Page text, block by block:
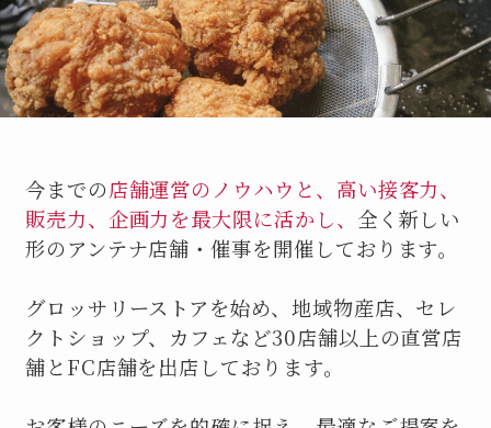
今までの店舗運営のノウハウと、高い接客力、
販売力、企画力を最大限に活かし、 全く新しい
形のアンテナ店舗・催事を開催しております。
グロッサリーストアを始め、地域物産店、セレ
クトショップ、カフェなど30店舗以上の直営店
舗とFC店舗を出店しております。